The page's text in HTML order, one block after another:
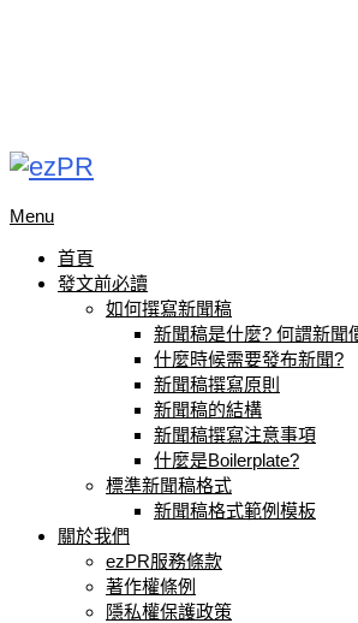
Menu
首頁
發文前必讀
如何撰寫新聞稿
新聞稿是什麼? 何謂新聞
什麼時候需要發布新聞?
新聞稿撰寫原則
新聞稿的結構
新聞稿撰寫注意事項
什麼是Boilerplate?
標準新聞稿格式
新聞稿格式範例模板
關於我們
ezPR服務條款
著作權條例
隱私權保護政策